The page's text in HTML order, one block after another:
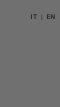
IT EN